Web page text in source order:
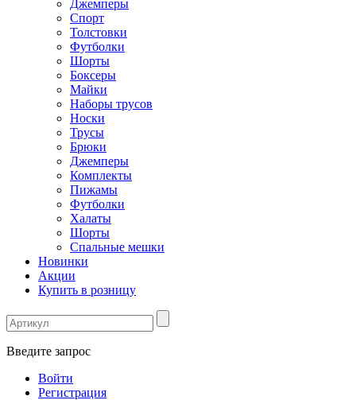
Джемперы
Спорт
Толстовки
Футболки
Шорты
Боксеры
Майки
Наборы трусов
Носки
Трусы
Брюки
Джемперы
Комплекты
Пижамы
Футболки
Халаты
Шорты
Спальные мешки
Новинки
Акции
Купить в розницу
Введите запрос
Войти
Регистрация